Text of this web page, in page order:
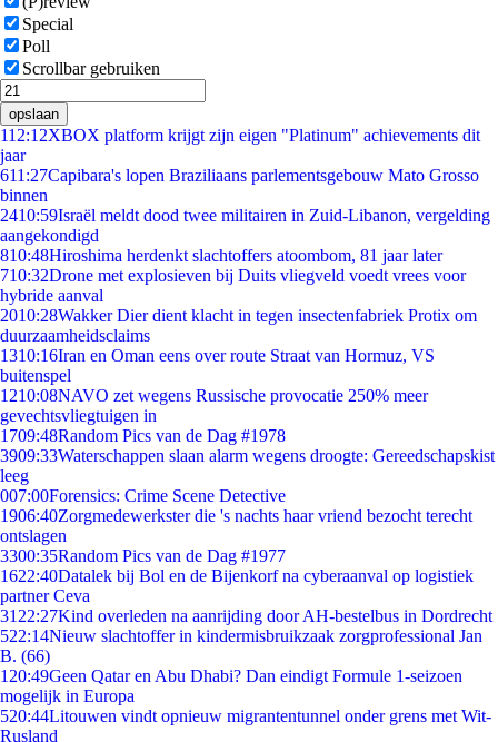
Special
Poll
Scrollbar gebruiken
opslaan
112:12XBOX platform krijgt zijn eigen "Platinum" achievements dit
jaar
611:27Capibara's lopen Braziliaans parlementsgebouw Mato Grosso
binnen
2410:59Israël meldt dood twee militairen in Zuid-Libanon, vergelding
aangekondigd
810:48Hiroshima herdenkt slachtoffers atoombom, 81 jaar later
710:32Drone met explosieven bij Duits vliegveld voedt vrees voor
hybride aanval
2010:28Wakker Dier dient klacht in tegen insectenfabriek Protix om
duurzaamheidsclaims
1310:16Iran en Oman eens over route Straat van Hormuz, VS
buitenspel
1210:08NAVO zet wegens Russische provocatie 250% meer
gevechtsvliegtuigen in
1709:48Random Pics van de Dag #1978
3909:33Waterschappen slaan alarm wegens droogte: Gereedschapskist
leeg
007:00Forensics: Crime Scene Detective
1906:40Zorgmedewerkster die 's nachts haar vriend bezocht terecht
ontslagen
3300:35Random Pics van de Dag #1977
1622:40Datalek bij Bol en de Bijenkorf na cyberaanval op logistiek
partner Ceva
31 22:27Kind overleden na aanrijding door AH-bestelbus in Dordrecht
522:14Nieuw slachtoffer in kindermisbruikzaak zorgprofessional Jan
B. (66)
1 20:49Geen Qatar en Abu Dhabi? Dan eindigt Formule 1-seizoen
mogelijk in Europa
520:44Litouwen vindt opnieuw migrantentunnel onder grens met Wit-
Rusland